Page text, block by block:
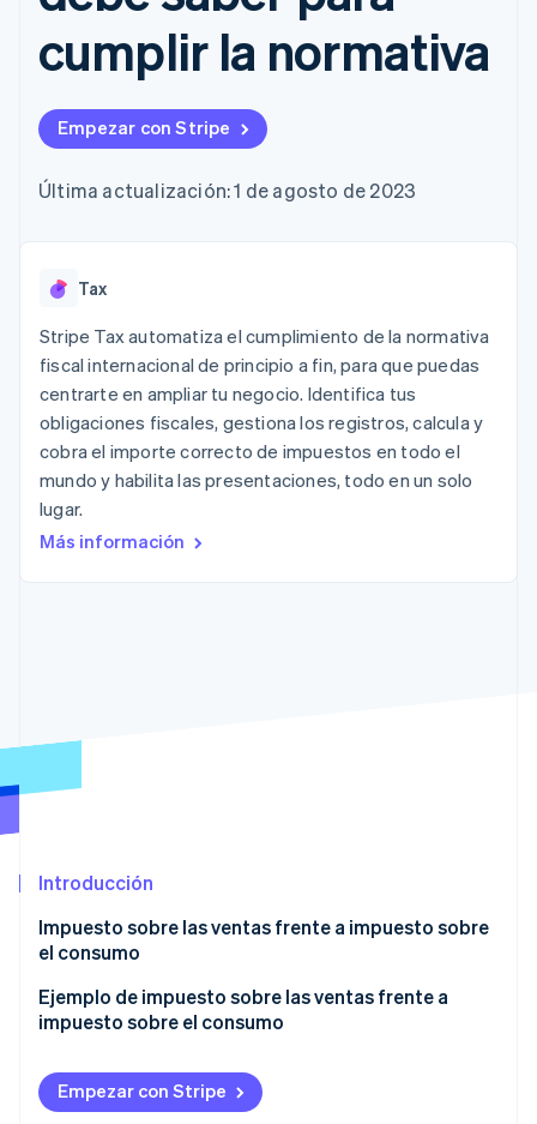
Authorization
Optimizaciones
de aceptación
Proceso de
compra
Recognition
Automatización
contable
Stripe Sigma
personalizados
Data Pipeline
de datos
Más
Ver lo que viene
Radar
Prevención de fraude
Atlas
Constitución de una startup
Climate
Eliminación de dióxido de carbono
Gestión del dinero
Plataformas
SaaS
Empresas de IA
Seguros
Medios de
comunicación y
entretenimiento
Organizaciones sin
fines de lucro
profesionales
Gestionar
suscripciones
Ofrecer cobro por
respaldadas por
monedas estables
servicios con agentes
Integraciones de
aplicaciones
Ejemplos de código
Blog de
desarrolladores
Estado de la API
Empresa
Hoja de ruta del
producto
Sessions
Empleos
Stripe Press
Conviértete en socio
cumplir la normativa
Empezar con Stripe
Última actualización: 1 de agosto de 2023
Tax
Stripe Tax automatiza el cumplimiento de la normativa
fiscal internacional de principio a fin, para que puedas
centrarte en ampliar tu negocio. Identifica tus
obligaciones fiscales, gestiona los registros, calcula y
cobra el importe correcto de impuestos en todo el
mundo y habilita las presentaciones, todo en un solo
lugar.
Más información
Introducción
Impuesto sobre las ventas frente a impuesto sobre
el consumo
Ejemplo de impuesto sobre las ventas frente a
impuesto sobre el consumo
Empezar con Stripe